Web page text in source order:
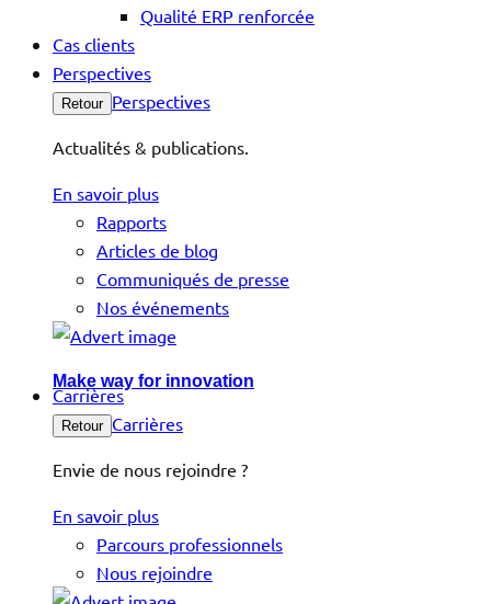
Qualité ERP renforcée
Cas clients
Perspectives
Retour Perspectives
Actualités & publications.
En savoir plus
Rapports
Articles de blog
Communiqués de presse
Nos événements
Make way for innovation
Carrières
Retour Carrières
Envie de nous rejoindre ?
En savoir plus
Parcours professionnels
Nous rejoindre